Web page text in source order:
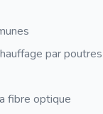
par
fibre optique